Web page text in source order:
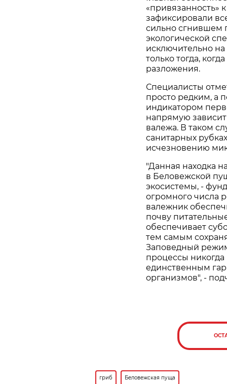
«привязанность»
зафиксировали
сильно сгнившем
экологической
исключительно
только тогда,
разложения.
Специалисты
просто редким, а
индикатором
напрямую
валежа. В таком
санитарных
исчезновению
"Данная находка
в Беловежской
экосистемы, -
огромного числа
валежник
почву
обеспечивает
тем самым
Заповедный
процессы
единственным
организмов", -
гриб Беловежская пуща